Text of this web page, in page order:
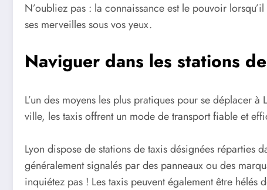
N’oubliez pas : la connaissance est le pouvoir
ses merveilles sous vos yeux.
Naviguer dans les stations
L’un des moyens les plus pratiques pour se déplacer
ville, les taxis offrent un mode de transport fiable et
Lyon dispose de stations de taxis désignées réparties
généralement signalés par des panneaux ou des
inquiétez pas ! Les taxis peuvent également être